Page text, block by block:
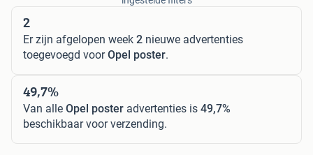
2
Er zijn afgelopen week 2 nieuwe advertenties
toegevoegd voorOpel poster.
49,7%
Van alle Opel poster advertenties is 49,7%
beschikbaar voor verzending.